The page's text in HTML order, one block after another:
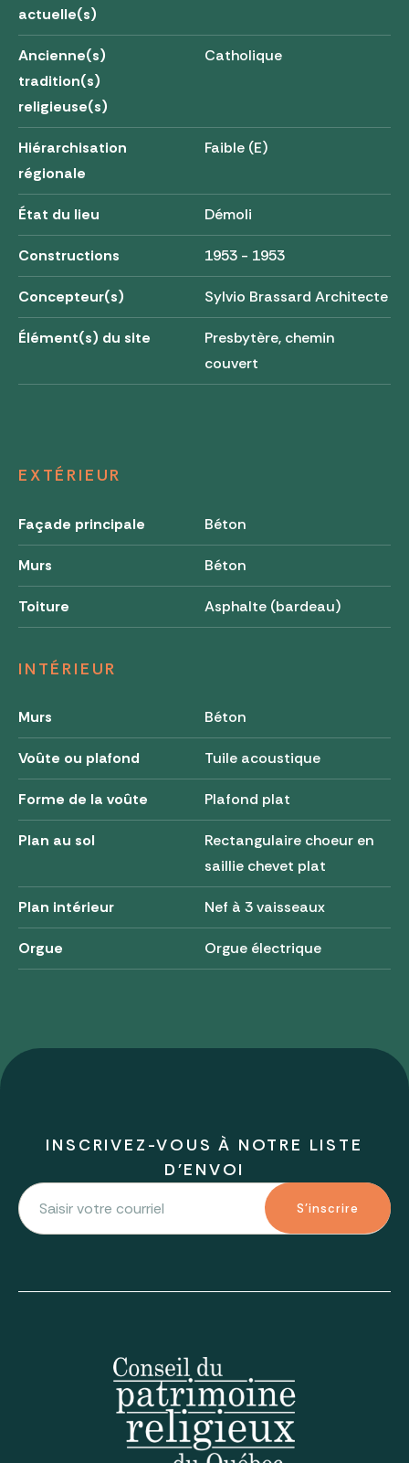
actuelle(s)
Ancienne(s)
tradition(s)
religieuse(s)
Catholique
Hiérarchisation
régionale
Faible (E)
État du lieu Démoli
Constructions 1953 - 1953
Concepteur(s) Sylvio Brassard Architecte
Élément(s) du site
Presbytère, chemin
couvert
EXTÉRIEUR
Façade principale Béton
Murs Béton
Toiture Asphalte (bardeau)
INTÉRIEUR
Murs Béton
Voûte ou plafond Tuile acoustique
Forme de la voûte Plafond plat
Plan au sol
Rectangulaire choeur en
saillie chevet plat
Plan intérieur Nef à 3 vaisseaux
Orgue Orgue électrique
INSCRIVEZ-VOUS À NOTRE LISTE
D'ENVOI
S'inscrire